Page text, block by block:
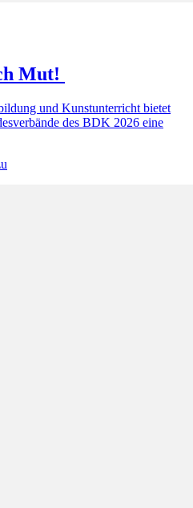
Mut!
und Kunstunterricht bietet
des BDK 2026 eine